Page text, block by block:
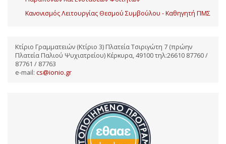
Κανονισμός Λειτουργίας Θεσμού Συμβούλου - Καθηγητή ΠΜΣ
Κτίριο Γραμματειών (Κτίριο 3) Πλατεία Τσιριγώτη 7 (πρώην
Πλατεία Παλιού Ψυχιατρείου) Κέρκυρα, 49100 τηλ:26610 87760 /
87761 / 87763
e-mail: cs@ionio.gr